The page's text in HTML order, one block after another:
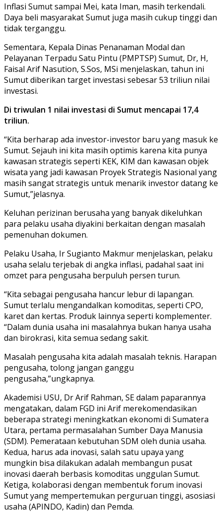
Inflasi Sumut sampai Mei, kata Iman, masih terkendali.
Daya beli masyarakat Sumut juga masih cukup tinggi dan
tidak terganggu.
Sementara, Kepala Dinas Penanaman Modal dan
Pelayanan Terpadu Satu Pintu (PMPTSP) Sumut, Dr, H,
Faisal Arif Nasution, S.Sos, MSi menjelaskan, tahun ini
Sumut diberikan target investasi sebesar 53 triliun nilai
investasi.
Di triwulan 1 nilai investasi di Sumut mencapai 17,4
triliun.
“Kita berharap ada investor-investor baru yang masuk ke
Sumut. Sejauh ini kita masih optimis karena kita punya
kawasan strategis seperti KEK, KIM dan kawasan objek
wisata yang jadi kawasan Proyek Strategis Nasional yang
masih sangat strategis untuk menarik investor datang ke
Sumut,”jelasnya.
Keluhan perizinan berusaha yang banyak dikeluhkan
para pelaku usaha diyakini berkaitan dengan masalah
pemenuhan dokumen.
Pelaku Usaha, Ir Sugianto Makmur menjelaskan, pelaku
usaha selalu terjebak di angka inflasi, padahal saat ini
omzet para pengusaha berpuluh persen turun.
“Kita sebagai pengusaha hancur lebur di lapangan.
Sumut terlalu mengandalkan komoditas, seperti CPO,
karet dan kertas. Produk lainnya seperti komplementer.
“Dalam dunia usaha ini masalahnya bukan hanya usaha
dan birokrasi, kita semua sedang sakit.
Masalah pengusaha kita adalah masalah teknis. Harapan
pengusaha, tolong jangan ganggu
pengusaha,”ungkapnya.
Akademisi USU, Dr Arif Rahman, SE dalam paparannya
mengatakan, dalam FGD ini Arif merekomendasikan
beberapa strategi meningkatkan ekonomi di Sumatera
Utara, pertama permasalahan Sumber Daya Manusia
(SDM). Pemerataan kebutuhan SDM oleh dunia usaha.
Kedua, harus ada inovasi, salah satu upaya yang
mungkin bisa dilakukan adalah membangun pusat
inovasi daerah berbasis komoditas unggulan Sumut.
Ketiga, kolaborasi dengan membentuk forum inovasi
Sumut yang mempertemukan perguruan tinggi, asosiasi
usaha (APINDO, Kadin) dan Pemda.